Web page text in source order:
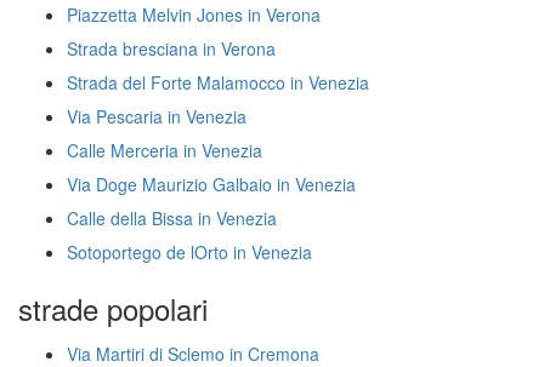
Piazzetta Melvin Jones in Verona
Strada bresciana in Verona
Strada del Forte Malamocco in Venezia
Via Pescaria in Venezia
Calle Merceria in Venezia
Via Doge Maurizio Galbaio in Venezia
Calle della Bissa in Venezia
Sotoportego de lOrto in Venezia
strade popolari
Via Martiri di Sclemo in Cremona